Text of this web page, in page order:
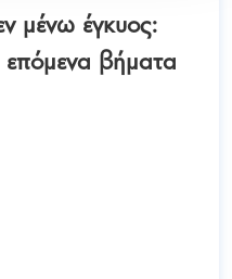
μένω έγκυος:
βήματα